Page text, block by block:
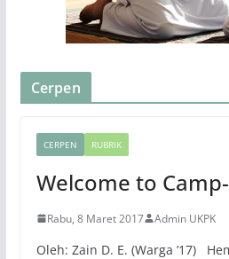
Cerpen
CERPEN RUBRIK
Welcome to
Rabu, 8 Maret 2017 Admin UKPK
Oleh: Zain D. E. (Warga ’17)